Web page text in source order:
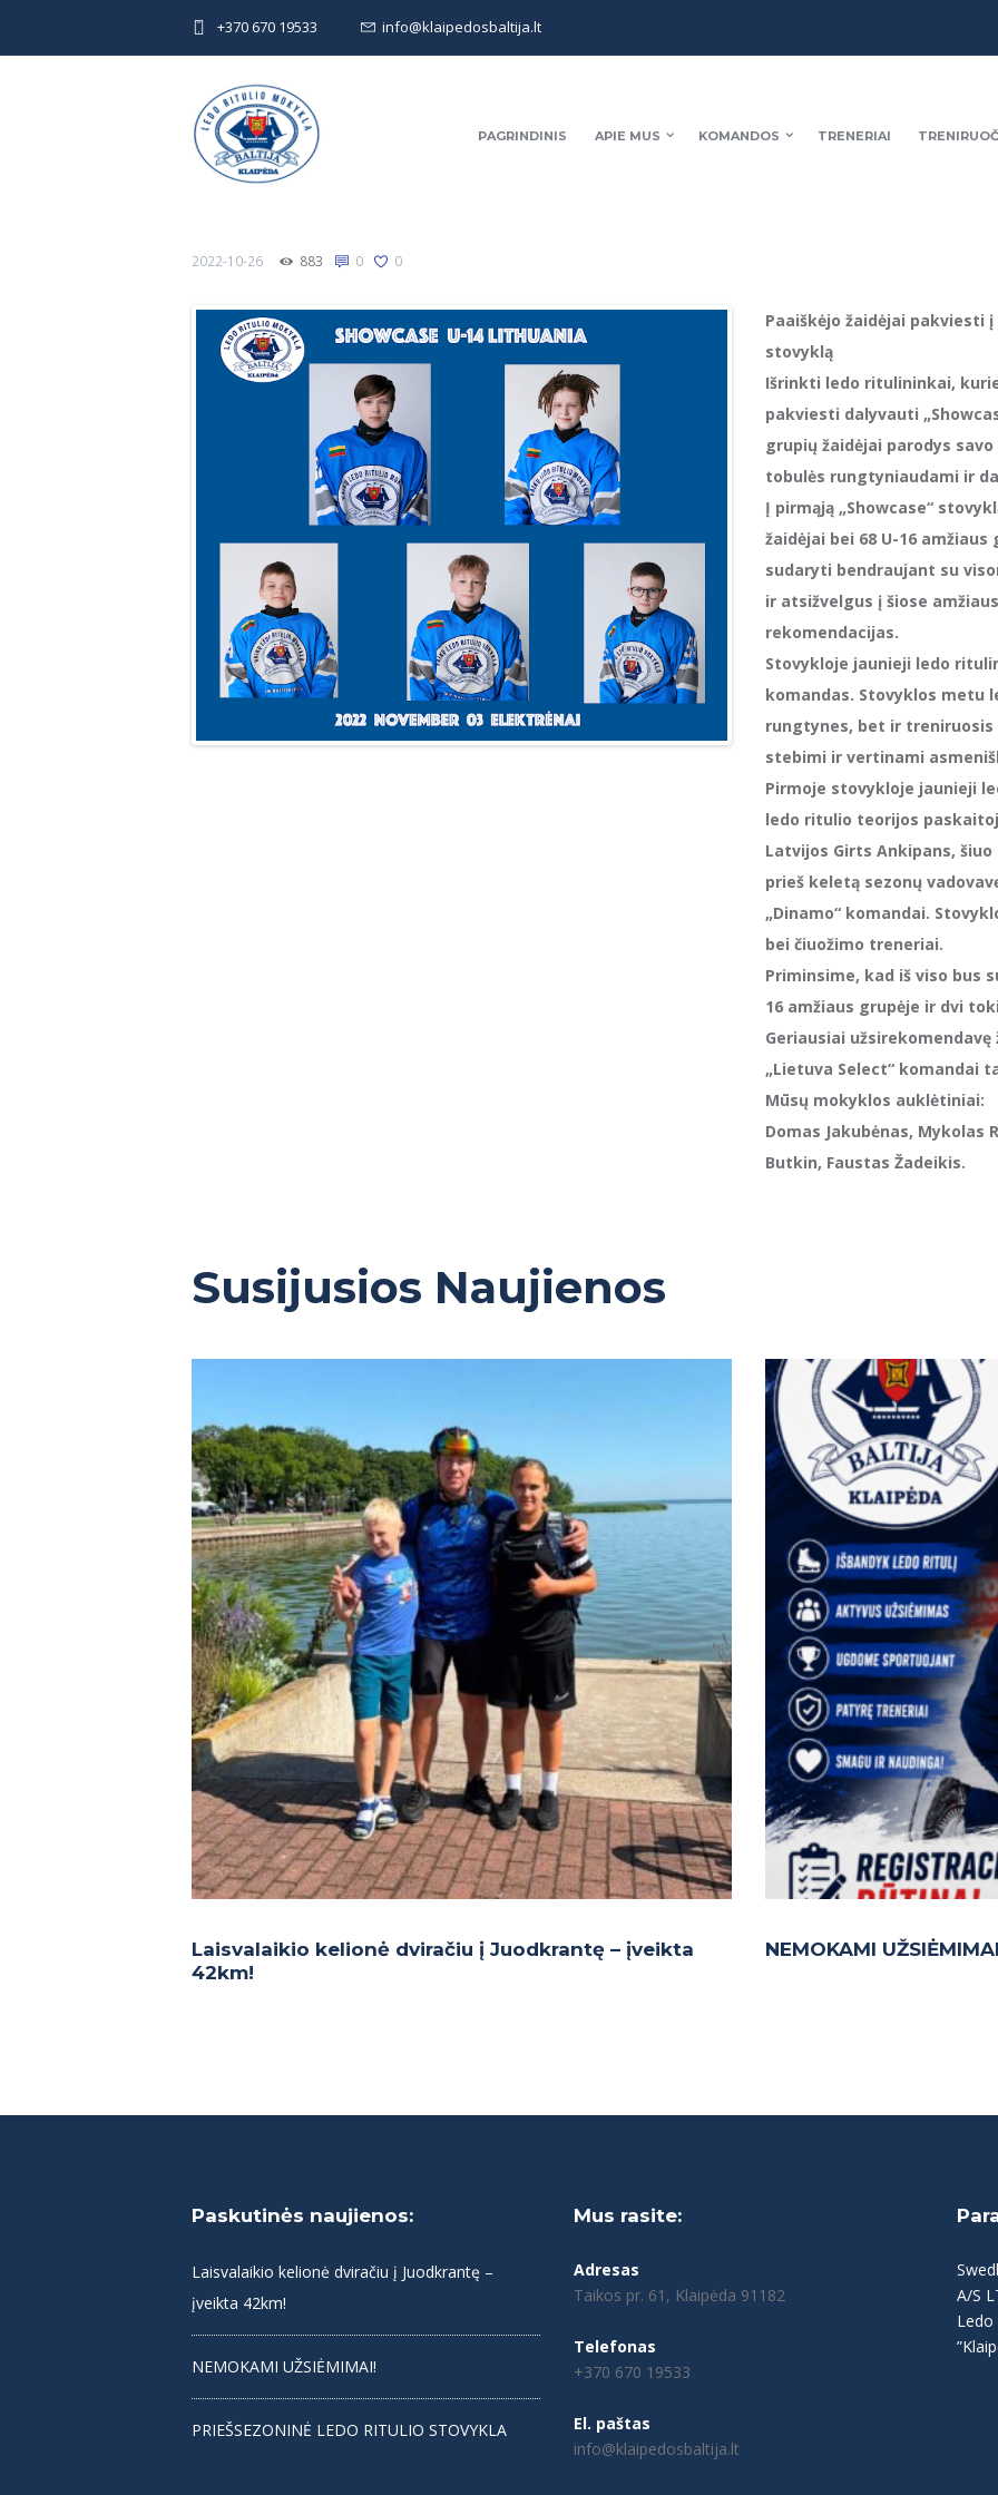
+370 670 19533 info@klaipedosbaltija.lt
PAGRINDINIS APIE MUS KOMANDOS TRENERIAI
2022-10-26 883 0 0
Paaiškėjo žaidėjai pakviesti į
stovyklą
Išrinkti ledo ritulininkai,
pakviesti dalyvauti
grupių žaidėjai parodys
tobulės rungtyniaudami ir
Į pirmąją „Showcase“
žaidėjai bei 68 U-16
sudaryti bendraujant su
ir atsižvelgus į šiose
rekomendacijas.
Stovykloje jaunieji ledo
komandas. Stovyklos metu
rungtynes, bet ir
stebimi ir vertinami
Pirmoje stovykloje jaunieji
ledo ritulio teorijos
Latvijos Girts Ankipans, šiuo
prieš keletą sezonų
„Dinamo“ komandai.
bei čiuožimo treneriai.
Priminsime, kad iš viso bus
16 amžiaus grupėje ir dvi
Geriausiai
„Lietuva Select“ komandai
Mūsų mokyklos auklėtiniai:
Domas Jakubėnas, Mykolas
Butkin, Faustas Žadeikis.
Susijusios Naujienos
Laisvalaikio kelionė dviračiu į Juodkrantę – įveikta
42km!
NEMOKAMI
Paskutinės naujienos:
Laisvalaikio kelionė dviračiu į Juodkrantę –
įveikta 42km!
NEMOKAMI UŽSIĖMIMAI!
PRIEŠSEZONINĖ LEDO RITULIO STOVYKLA
Mus rasite:
Adresas
Taikos pr. 61, Klaipėda 91182
Telefonas
+370 670 19533
El. paštas
info@klaipedosbaltija.lt
A/S